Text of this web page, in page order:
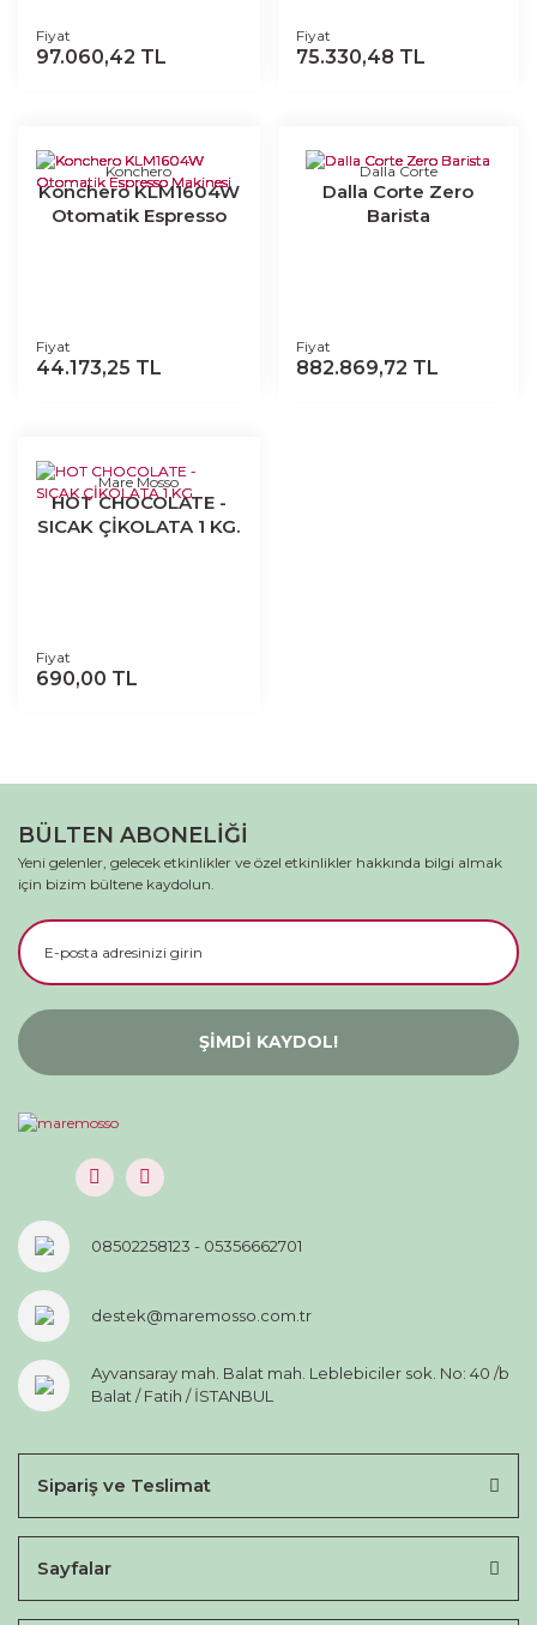
Fiyat
97.060,42 TL
Fiyat
75.330,48 TL
Konchero
Konchero KLM1604W
Otomatik Espresso
Fiyat
44.173,25 TL
Dalla Corte
Dalla Corte Zero
Barista
Fiyat
882.869,72 TL
Mare Mosso
HOT CHOCOLATE -
SICAK ÇİKOLATA 1 KG.
Fiyat
690,00 TL
BÜLTEN ABONELİĞİ
Yeni gelenler, gelecek etkinlikler ve özel etkinlikler hakkında bilgi almak
için bizim bültene kaydolun.
ŞİMDİ KAYDOL!
08502258123 - 05356662701
destek@maremosso.com.tr
Ayvansaray mah. Balat mah. Leblebiciler sok. No: 40 /b
Balat / Fatih / İSTANBUL
Sipariş ve Teslimat
Sayfalar